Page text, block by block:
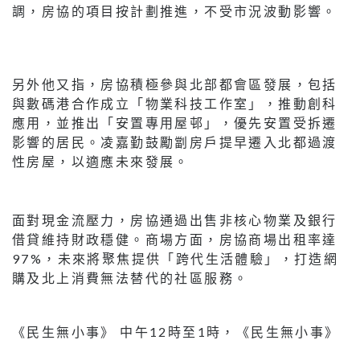
調，房協的項目按計劃推進，不受市況波動影響。
另外他又指，房協積極參與北部都會區發展，包括
與數碼港合作成立「物業科技工作室」，推動創科
應用，並推出「安置專用屋邨」，優先安置受拆遷
影響的居民。凌嘉勤鼓勵劏房戶提早遷入北都過渡
性房屋，以適應未來發展。
面對現金流壓力，房協通過出售非核心物業及銀行
借貸維持財政穩健。商場方面，房協商場出租率達
97%，未來將聚焦提供「跨代生活體驗」，打造網
購及北上消費無法替代的社區服務。
《民生無小事》 中午12時至1時，《民生無小事》